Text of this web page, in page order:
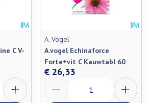
C V-
A. Vogel
A.vogel Echinaforce
Forte+vit C Kauwtabl 60
€ 26,33